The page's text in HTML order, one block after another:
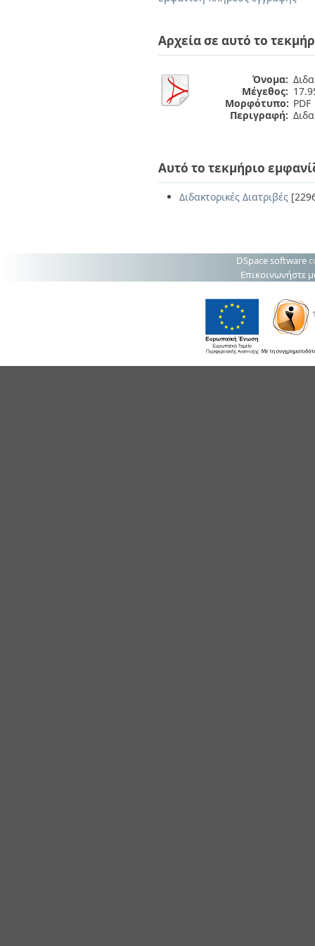
Αρχεία σε αυτό το
Όνομα:
Μέγεθος:
Μορφότυπο: PDF
Περιγραφή:
Αυτό το τεκμήριο
Διδακτορικές Διατριβές
DSpace software
Επικοινωνήστε